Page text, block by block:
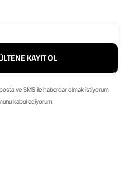
KAYIT OL
ve SMS ile haberdar olmak istiyorum
kabul ediyorum.